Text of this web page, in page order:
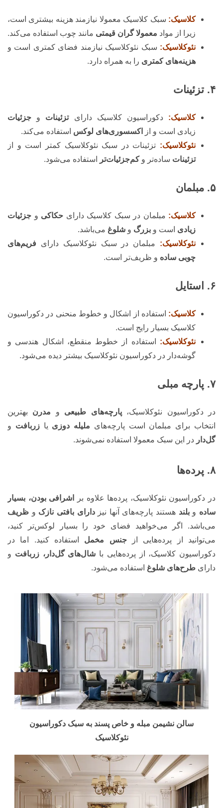
کلاسیک: سبک کلاسیک معمولا نیازمند هزینه بیشتری است،
زیرا از مواد معمولا گران قیمتی مانند چوب استفاده می‌کند.
نئوکلاسیک: سبک نئوکلاسیک نیازمند فضای کمتری است و
هزینه‌های کمتری را به همراه دارد.
۴. تزئینات
کلاسیک: دکوراسیون کلاسیک دارایتزئینات و جزئیات
زیادی است و از
اکسسوری‌های لوکس استفاده می‌کند.
نئوکلاسیک: تزئینات در سبک نئوکلاسیک کمتر است و از
تزئینات ساده‌تر وکم‌جزئیات‌تر استفاده می‌شود.
۵. مبلمان
کلاسیک: مبلمان در سبک کلاسیک دارای حکاکی و جزئیات
زیادی است و بزرگ و شلوغ می‌باشد.
نئوکلاسیک: مبلمان در سبک نئوکلاسیک دارای فریم‌های
چوبی ساده و ظریف‌تر است.
۶. استایل
کلاسیک: استفاده از اشکال و خطوط منحنی در دکوراسیون
کلاسیک بسیار رایج است.
نئوکلاسیک: استفاده از خطوط منقطع، اشکال هندسی و
گوشه‌دار در دکوراسیون نئوکلاسیک بیشتر دیده می‌شود.
۷. پارچه مبلی
در دکوراسیون نئوکلاسیک،پارچه‌های طبیعی و مدرن بهترین
انتخاب برای مبلمان است پارچه‌های ملیله دوزی یازربافت و
گل‌دار در این سبک معمولا استفاده نمی‌شوند.
۸. پرده‌ها
در دکوراسیون نئوکلاسیک، پرده‌ها علاوه بر
اشرافی بودن، بسیار
ساده وبلند هستند پارچه‌های آنها نیزدارای بافتی نازک و ظریف
می‌باشد. اگر می‌خواهید فضای خود را بسیار لوکس‌تر کنید،
می‌توانید از پرده‌هایی ازجنس مخمل استفاده کنید. اما در
دکوراسیون کلاسیک، از پرده‌هایی با شال‌های گل‌دار، زربافت و
دارای طرح‌های شلوغ استفاده می‌شود.
سالن نشیمن مبله و خاص پسند به سبک دکوراسیون
نئوکلاسیک